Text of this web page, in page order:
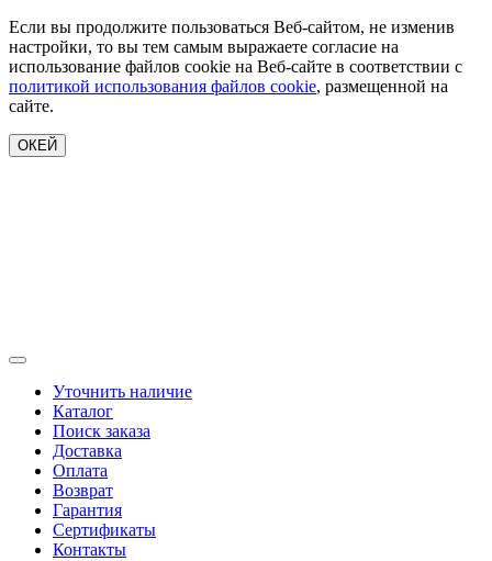
Если вы продолжите пользоваться Веб-сайтом, не изменив
настройки, то вы тем самым выражаете согласие на
использование файлов cookie на Веб-сайте в соответствии с
политикой использования файлов cookie, размещенной на
сайте.
ОКЕЙ
Уточнить наличие
Каталог
Поиск заказа
Доставка
Оплата
Возврат
Гарантия
Сертификаты
Контакты